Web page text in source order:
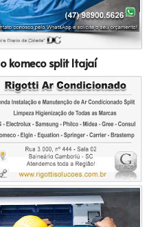
komeco split Itajaí